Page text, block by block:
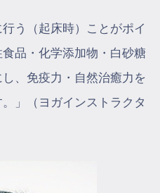
う（起床時）ことがポイ
品・化学添加物・白砂糖
、免疫力・自然治癒力を
」（ヨガインストラクタ